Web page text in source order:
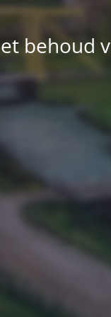
behoud